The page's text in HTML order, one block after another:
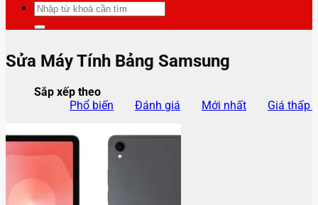
Tìm
kiếm:
Sửa Máy Tính Bảng Samsung
Sắp xếp theo
Phổ biến
Đánh giá Mới nhất Giá thấp